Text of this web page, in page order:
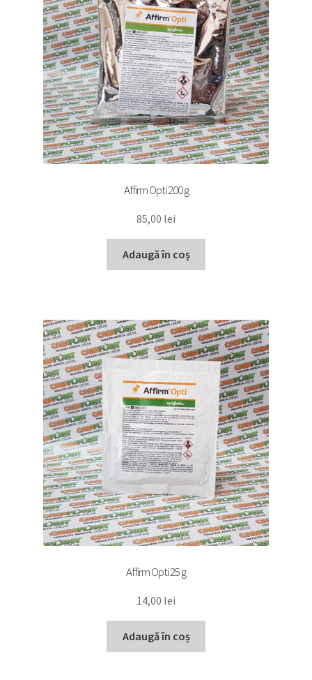
Affirm Opti 200 g
85,00 lei
Adaugă în coș
Affirm Opti 25 g
14,00 lei
Adaugă în coș